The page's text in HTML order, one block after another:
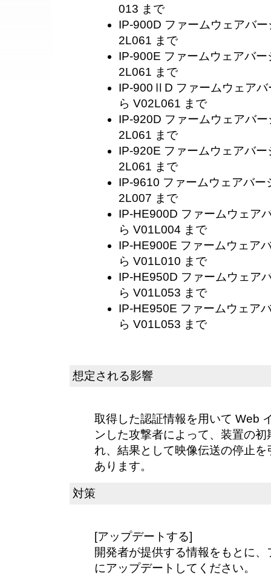
013 まで
IP-900D ファームウェアバ
2L061 まで
IP-900E ファームウェアバ
2L061 まで
IP-900ⅡD ファームウェア
ら V02L061 まで
IP-920D ファームウェアバ
2L061 まで
IP-920E ファームウェアバ
2L061 まで
IP-9610 ファームウェアバ
2L007 まで
IP-HE900D ファームウェア
ら V01L004 まで
IP-HE900E ファームウェア
ら V01L010 まで
IP-HE950D ファームウェア
ら V01L053 まで
IP-HE950E ファームウェア
ら V01L053 まで
想定される影響
取得した認証情報を用いて Web
ンした攻撃者によって、装置の
れ、結果として映像伝送の停止
あります。
対策
[アップデートする]
開発者が提供する情報をもとに
にアップデートしてください。